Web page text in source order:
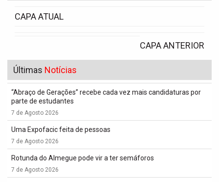
CAPA ATUAL
CAPA ANTERIOR
Últimas Notícias
“Abraço de Gerações” recebe cada vez mais candidaturas por
parte de estudantes
7 de Agosto 2026
Uma Expofacic feita de pessoas
7 de Agosto 2026
Rotunda do Almegue pode vir a ter semáforos
7 de Agosto 2026